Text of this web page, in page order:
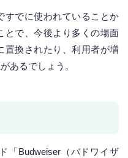
すでに使われていることか
とで、今後より多くの場面
置換されたり、利用者が増
あるでしょう。
「Budweiser（バドワイザ